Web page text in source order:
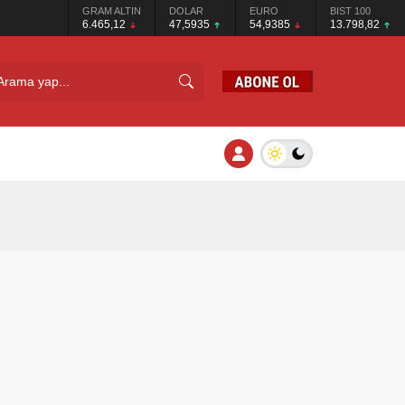
GRAM ALTIN
6.465,12
DOLAR
47,5935
EURO
54,9385
BIST 100
13.798,82